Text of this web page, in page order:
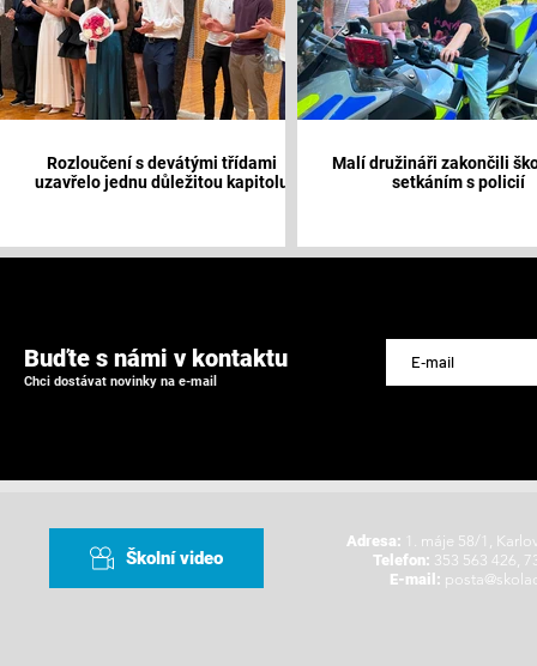
Rozloučení s devátými třídami
uzavřelo jednu důležitou kapitolu
Malí družináři zakončili
setkáním s policií
Buďte s námi v kontaktu
Chci dostávat novinky na e-mail
Školní video
Adresa: 1. máje 58/1,
Telefon: 353 563 426,
E-mail: